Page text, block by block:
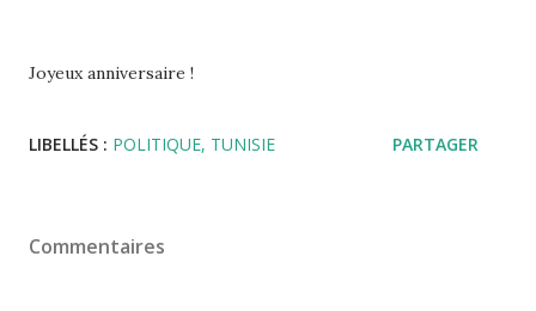
Joyeux anniversaire !
LIBELLÉS : POLITIQUE TUNISIE PARTAGER
Commentaires